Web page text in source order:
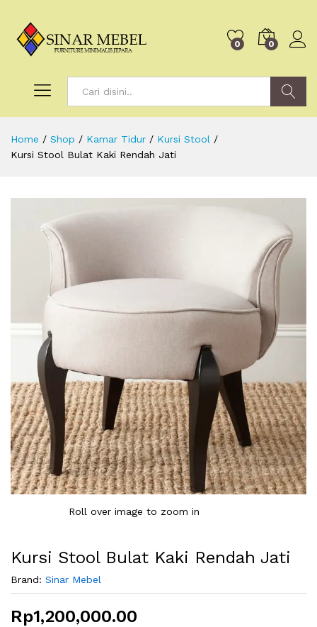
0 0
Search
Home / Shop / Kamar Tidur / Kursi Stool /
Kursi Stool Bulat Kaki Rendah Jati
Roll over image to zoom in
Kursi Stool Bulat Kaki Rendah Jati
Brand: Sinar Mebel
Rp1,200,000.00